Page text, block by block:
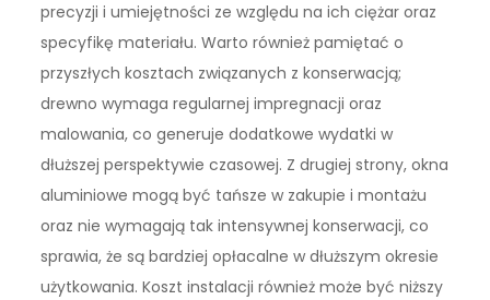
precyzji i umiejętności ze względu na ich ciężar oraz
specyfikę materiału. Warto również pamiętać o
przyszłych kosztach związanych z konserwacją;
drewno wymaga regularnej impregnacji oraz
malowania, co generuje dodatkowe wydatki w
dłuższej perspektywie czasowej. Z drugiej strony, okna
aluminiowe mogą być tańsze w zakupie i montażu
oraz nie wymagają tak intensywnej konserwacji, co
sprawia, że są bardziej opłacalne w dłuższym okresie
użytkowania. Koszt instalacji również może być niższy